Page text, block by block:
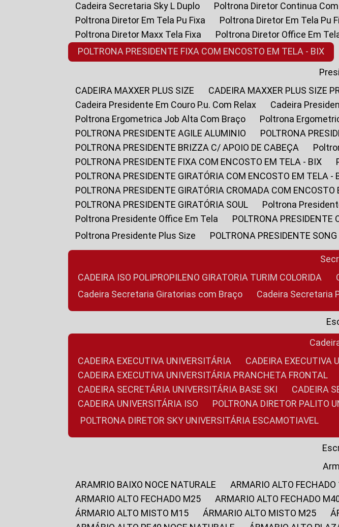
Cadeira Secretaria Sky L Duplo
Poltrona Diretor Continua
Poltrona Diretor Em Tela Pu Fixa
Poltrona Diretor Em Tela Pu
Poltrona Diretor Maxx Tela Fixa
Poltrona Diretor Office Em
POLTRONA PRESIDENTE FIXA COM ENCOSTO EM TELA - BIX
CADEIRA MAXXER PLUS SIZE
CADEIRA MAXXER PLUS SIZE
Cadeira Presidente Em Couro P.u. Com Relax
Cadeira
Poltrona Ergometrica Job Alta Com Braço
Poltrona
POLTRONA PRESIDENTE AGILE ALUMINIO
POLTRONA
POLTRONA PRESIDENTE BRIZZA C/ APOIO DE CABEÇA
POLTRONA PRESIDENTE FIXA COM ENCOSTO EM TELA - BIX
POLTRONA PRESIDENTE GIRATÓRIA COM ENCOSTO EM TELA -
POLTRONA PRESIDENTE GIRATÓRIA CROMADA COM
POLTRONA PRESIDENTE GIRATÓRIA SOUL
Poltrona
Poltrona Presidente Office Em Tela
POLTRONA PRESIDENTE
Poltrona Presidente Plus Size
POLTRONA PRESIDENTE
CADEIRA ISO POLIPROPILENO GIRATORIA TURIM COLORIDA
Cadeira Secretaria Giratorias com Braço
Cadeira Secretaria
CADEIRA EXECUTIVA UNIVERSITÁRIA
CADEIRA
CADEIRA EXECUTIVA UNIVERSITÁRIA PRANCHETA FRONTAL
CADEIRA SECRETÁRIA UNIVERSITÁRIA BASE SKI
CADEIRA
CADEIRA UNIVERSITÁRIA ISO
POLTRONA DIRETOR PALITO
POLTRONA DIRETOR SKY UNIVERSITÁRIA ESCAMOTIAVEL
ARAMRIO BAIXO NOCE NATURALE
ARMARIO ALTO
ARMARIO ALTO FECHADO M25
ARMARIO ALTO FECHADO
ÁRMARIO ALTO MISTO M15
ÁRMARIO ALTO MISTO M25